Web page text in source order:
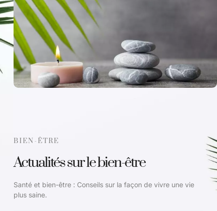
BIEN-ÊTRE
Actualités sur le bien-être
Santé et bien-être : Conseils sur la façon de vivre une vie
plus saine.